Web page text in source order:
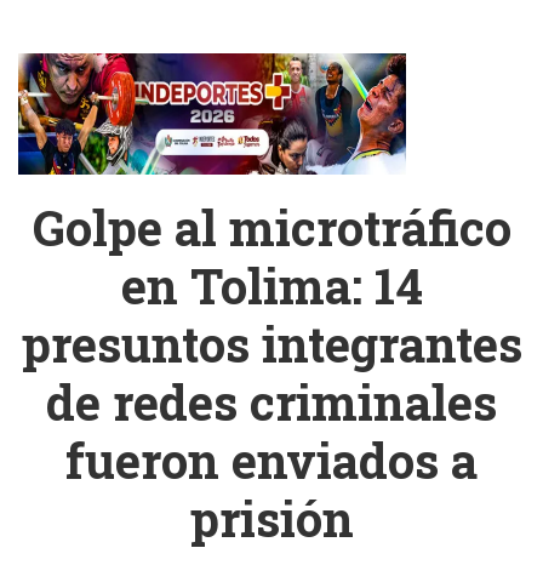
Golpe al microtráfico
en Tolima: 14
presuntos integrantes
de redes criminales
fueron enviados a
prisión